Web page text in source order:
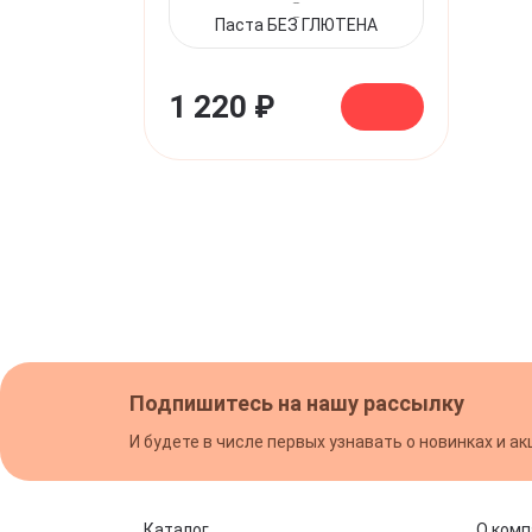
Паста БЕЗ ГЛЮТЕНА
1 220 ₽
Подпишитесь на нашу рассылку
И будете в числе первых узнавать о новинках и